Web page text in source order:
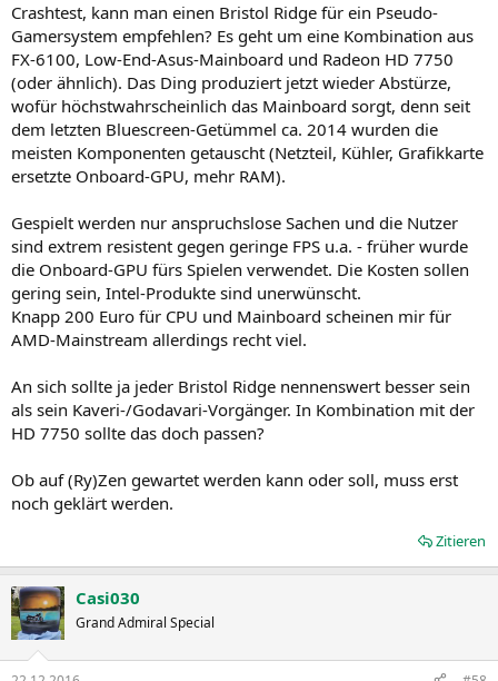
Crashtest, kann man einen Bristol Ridge für ein Pseudo-
Gamersystem empfehlen? Es geht um eine Kombination aus
FX-6100, Low-End-Asus-Mainboard und Radeon HD 7750
(oder ähnlich). Das Ding produziert jetzt wieder Abstürze,
wofür höchstwahrscheinlich das Mainboard sorgt, denn seit
dem letzten Bluescreen-Getümmel ca. 2014 wurden die
meisten Komponenten getauscht (Netzteil, Kühler, Grafikkarte
ersetzte Onboard-GPU, mehr RAM).
Gespielt werden nur anspruchslose Sachen und die Nutzer
sind extrem resistent gegen geringe FPS u.a. - früher wurde
die Onboard-GPU fürs Spielen verwendet. Die Kosten sollen
gering sein, Intel-Produkte sind unerwünscht.
Knapp 200 Euro für CPU und Mainboard scheinen mir für
AMD-Mainstream allerdings recht viel.
An sich sollte ja jeder Bristol Ridge nennenswert besser sein
als sein Kaveri-/Godavari-Vorgänger. In Kombination mit der
HD 7750 sollte das doch passen?
Ob auf (Ry)Zen gewartet werden kann oder soll, muss erst
noch geklärt werden.
Zitieren
Casi030
Grand Admiral Special